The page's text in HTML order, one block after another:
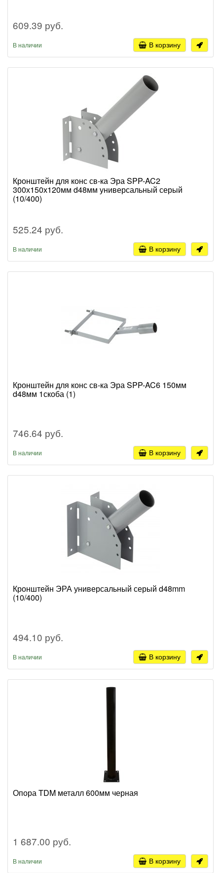
609.39 руб.
В наличии В корзину
Кронштейн для конс св-ка Эра SPP-AC2
300х150х120мм d48мм универсальный серый
(10/400)
525.24 руб.
В наличии В корзину
Кронштейн для конс св-ка Эра SPP-AC6 150мм
d48мм 1скоба (1)
746.64 руб.
В наличии В корзину
Кронштейн ЭРА универсальный серый d48mm
(10/400)
494.10 руб.
В наличии В корзину
Опора TDM металл 600мм черная
1 687.00 руб.
В наличии В корзину